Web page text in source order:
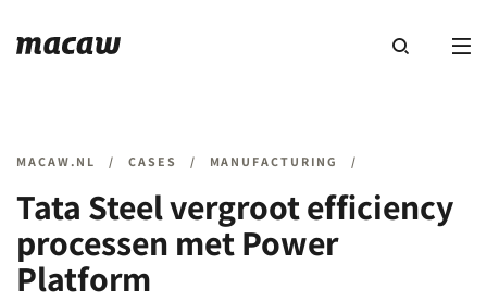
MACAW.NL / CASES / MANUFACTURING /
Tata Steel vergroot efficiency
processen met Power
Platform